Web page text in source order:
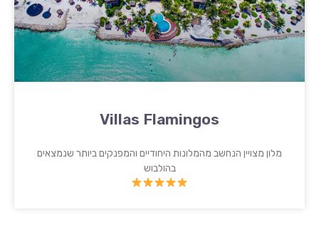
Villas Flamingos
מלון מצויין הנחשב מהמלונות היחודיים והמפנקים ביותר שנמצאים
בהולבוש